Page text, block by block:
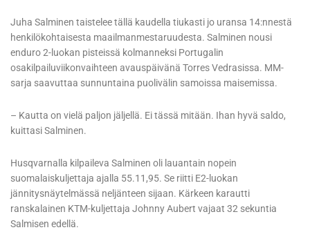
Juha Salminen taistelee tällä kaudella tiukasti jo uransa 14:nnestä
henkilökohtaisesta maailmanmestaruudesta. Salminen nousi
enduro 2-luokan pisteissä kolmanneksi Portugalin
osakilpailuviikonvaihteen avauspäivänä Torres Vedrasissa. MM-
sarja saavuttaa sunnuntaina puolivälin samoissa maisemissa.
– Kautta on vielä paljon jäljellä. Ei tässä mitään. Ihan hyvä saldo,
kuittasi Salminen.
Husqvarnalla kilpaileva Salminen oli lauantain nopein
suomalaiskuljettaja ajalla 55.11,95. Se riitti E2-luokan
jännitysnäytelmässä neljänteen sijaan. Kärkeen karautti
ranskalainen KTM-kuljettaja Johnny Aubert vajaat 32 sekuntia
Salmisen edellä.